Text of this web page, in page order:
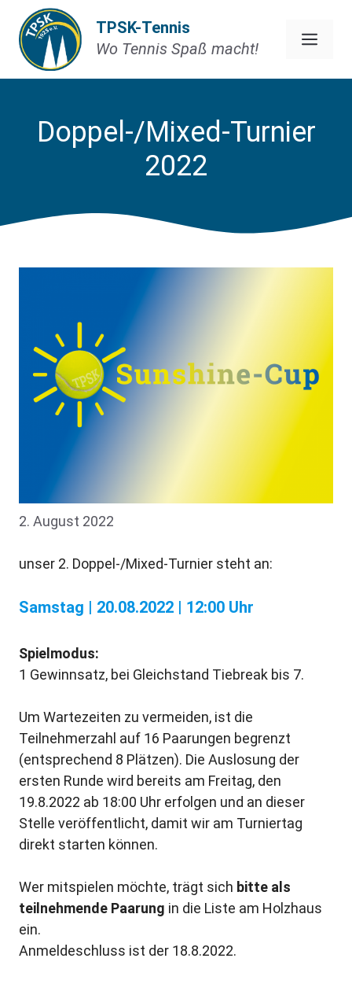
Inhalt
springen
TPSK-Tennis
Wo Tennis Spaß macht!
Doppel-/Mixed-Turnier
2022
2. August 2022
unser 2. Doppel-/Mixed-Turnier steht an:
Samstag | 20.08.2022 | 12:00 Uhr
Spielmodus:
1 Gewinnsatz, bei Gleichstand Tiebreak bis 7.
Um Wartezeiten zu vermeiden, ist die
Teilnehmerzahl auf 16 Paarungen begrenzt
(entsprechend 8 Plätzen). Die Auslosung der
ersten Runde wird bereits am Freitag, den
19.8.2022 ab 18:00 Uhr erfolgen und an dieser
Stelle veröffentlicht, damit wir am Turniertag
direkt starten können.
Wer mitspielen möchte, trägt sich bitte als
teilnehmende Paarung in die Liste am Holzhaus
ein.
Anmeldeschluss ist der 18.8.2022.